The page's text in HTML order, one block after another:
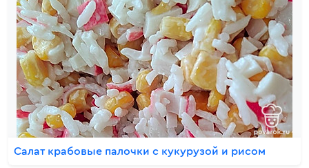
Салат крабовые палочки с кукурузой и рисом